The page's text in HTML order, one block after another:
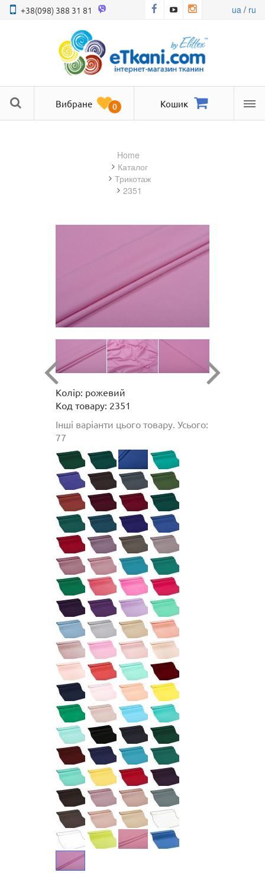
+38(098) 388 31 81 ua/ ru
Вибране 0 Кошик
Home
Каталог
трикотаж
2351
Колір: рожевий
Код товару: 2351
Інші варіанти цього товару. Усього:
77